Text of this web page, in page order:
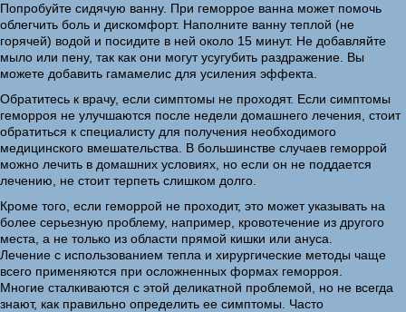
Попробуйте сидячую ванну. При геморрое ванна может помочь
облегчить боль и дискомфорт. Наполните ванну теплой (не
горячей) водой и посидите в ней около 15 минут. Не добавляйте
мыло или пену, так как они могут усугубить раздражение. Вы
можете добавить гамамелис для усиления эффекта.
Обратитесь к врачу, если симптомы не проходят. Если симптомы
геморроя не улучшаются после недели домашнего лечения, стоит
обратиться к специалисту для получения необходимого
медицинского вмешательства. В большинстве случаев геморрой
можно лечить в домашних условиях, но если он не поддается
лечению, не стоит терпеть слишком долго.
Кроме того, если геморрой не проходит, это может указывать на
более серьезную проблему, например, кровотечение из другого
места, а не только из области прямой кишки или ануса.
Лечение с использованием тепла и хирургические методы чаще
всего применяются при осложненных формах геморроя.
Многие сталкиваются с этой деликатной проблемой, но не всегда
знают, как правильно определить ее симптомы. Часто